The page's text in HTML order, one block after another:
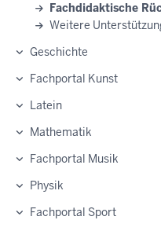
Fachdidaktische
Weitere
Geschichte
Fachportal Kunst
Latein
Mathematik
Fachportal Musik
Physik
Fachportal Sport